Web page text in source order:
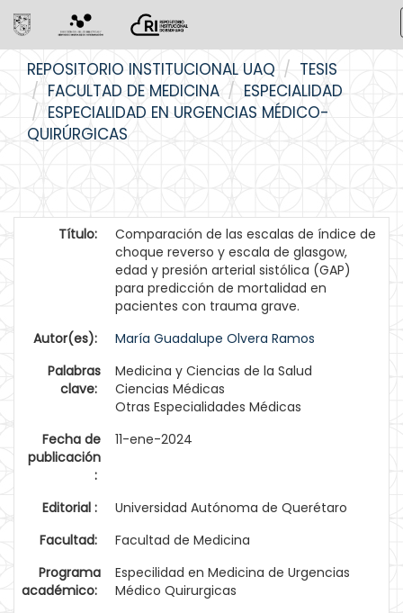
navigation
REPOSITORIO INSTITUCIONAL UAQ
TESIS
FACULTAD DE MEDICINA
ESPECIALIDAD
ESPECIALIDAD EN URGENCIAS MÉDICO-
QUIRÚRGICAS
Título:
Comparación de las escalas de índice de
choque reverso y escala de glasgow,
edad y presión arterial sistólica (GAP)
para predicción de mortalidad en
pacientes con trauma grave.
Autor(es):
María Guadalupe Olvera Ramos
Palabras
clave:
Medicina y Ciencias de la Salud
Ciencias Médicas
Otras Especialidades Médicas
Fecha de
publicación
:
11-ene-2024
Editorial :
Universidad Autónoma de Querétaro
Facultad:
Facultad de Medicina
Programa
académico:
Especilidad en Medicina de Urgencias
Médico Quirurgicas